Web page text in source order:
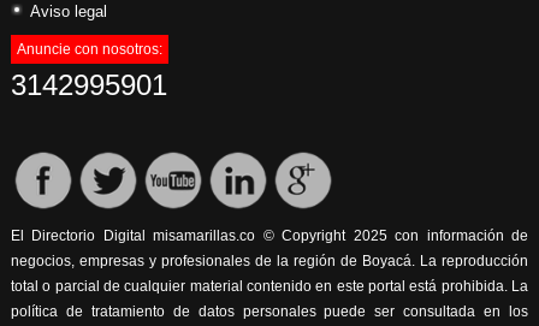
Aviso legal
Anuncie con nosotros:
3142995901
El Directorio Digital misamarillas.co © Copyright 2025 con información de
negocios, empresas y profesionales de la región de Boyacá. La reproducción
total o parcial de cualquier material contenido en este portal está prohibida. La
política de tratamiento de datos personales puede ser consultada en los